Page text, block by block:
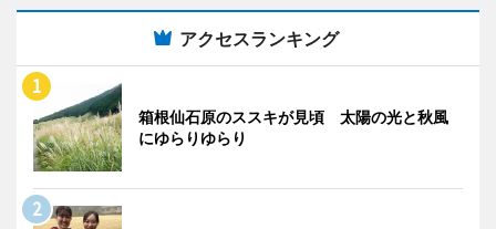
アクセスランキング
箱根仙石原のススキが見頃 太陽の光と秋風
にゆらりゆらり